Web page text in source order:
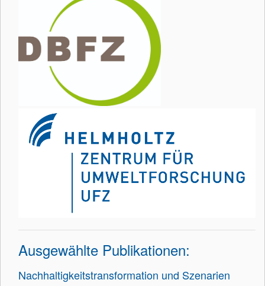
Ausgewählte Publikationen:
Nachhaltigkeitstransformation und Szenarien